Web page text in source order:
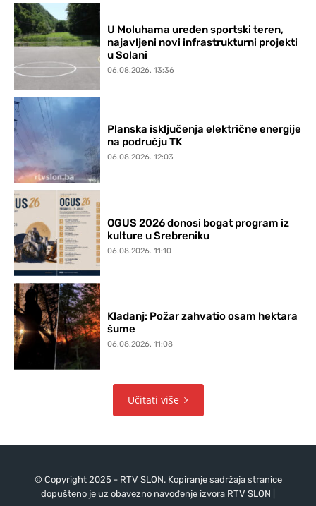
U Moluhama uređen sportski teren,
najavljeni novi infrastrukturni projekti
u Solani
06.08.2026. 13:36
Planska isključenja električne energije
na području TK
06.08.2026. 12:03
OGUS 2026 donosi bogat program iz
kulture u Srebreniku
06.08.2026. 11:10
Kladanj: Požar zahvatio osam hektara
šume
06.08.2026. 11:08
Učitati više
© Copyright 2025 - RTV SLON. Kopiranje sadržaja stranice
dopušteno je uz obavezno navođenje izvora RTV SLON |